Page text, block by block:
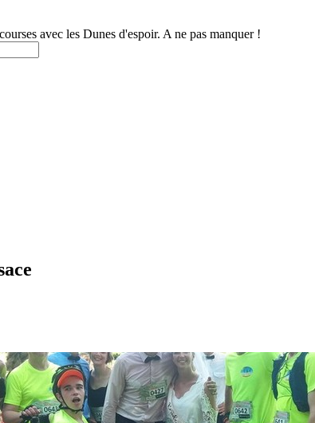
avec les Dunes d'espoir. A ne pas manquer !